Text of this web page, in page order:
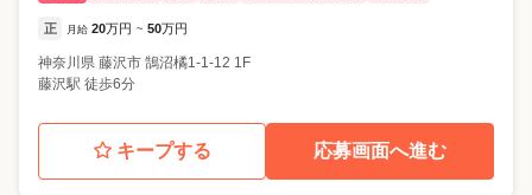
正 月給 20万円 ~ 50万円
神奈川県 藤沢市 鵠沼橘1-1-12 1F
藤沢駅 徒歩6分
キープする 応募画面へ進む